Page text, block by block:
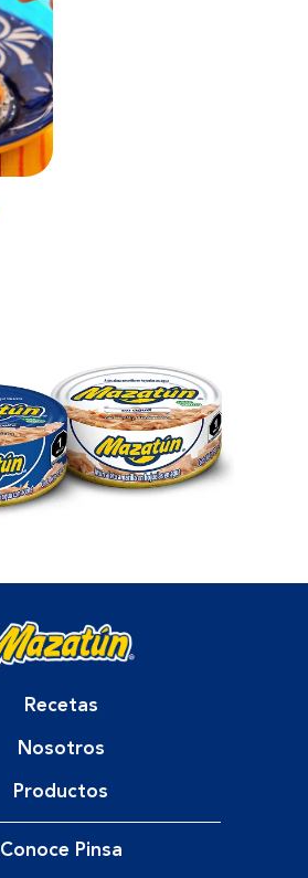
Recetas
Nosotros
Productos
Conoce Pinsa